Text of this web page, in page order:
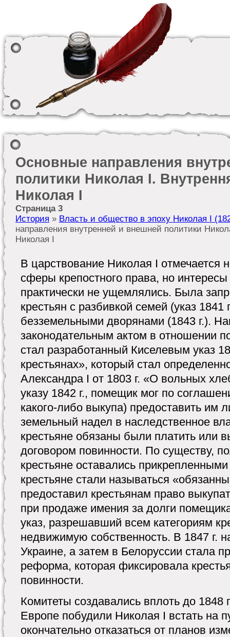
Основные направления
политики Николая I.
Николая I
Страница 3
История » Власть и общество в эпоху Николая I
направления внутренней и внешней политики
Николая I
В царствование Николая I отмечается
сферы крепостного права, но
практически не ущемлялись. Была
крестьян с разбивкой семей (указ 1841
безземельными дворянами (1843 г.).
законодательным актом в отношении
стал разработанный Киселевым указ
крестьянах», который стал
Александра I от 1803 г. «О вольных
указу 1842 г., помещик мог по
какого-либо выкупа) предоставить им
земельный надел в наследственное
крестьяне обязаны были платить или
договором повинности. По существу,
крестьяне оставались
крестьяне стали называться
предоставил крестьянам право
при продаже имения за долги
указ, разрешавший всем категориям
недвижимую собственность. В 1847 г.
Украине, а затем в Белоруссии стала
реформа, которая фиксировала
повинности.
Комитеты создавались вплоть до 1848
Европе побудили Николая I встать на
окончательно отказаться от планов